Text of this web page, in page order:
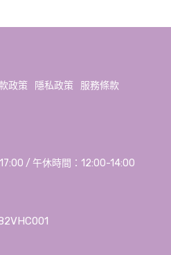
政策 隱私政策 服務條款
/ 午休時間：12:00-14:00